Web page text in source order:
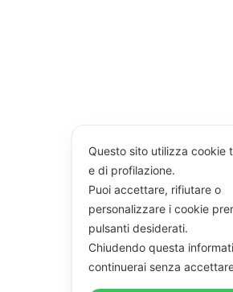
Questo sito utilizza cookie
e di profilazione.
Puoi accettare, rifiutare o
personalizzare i cookie
pulsanti desiderati.
Chiudendo questa
continuerai senza